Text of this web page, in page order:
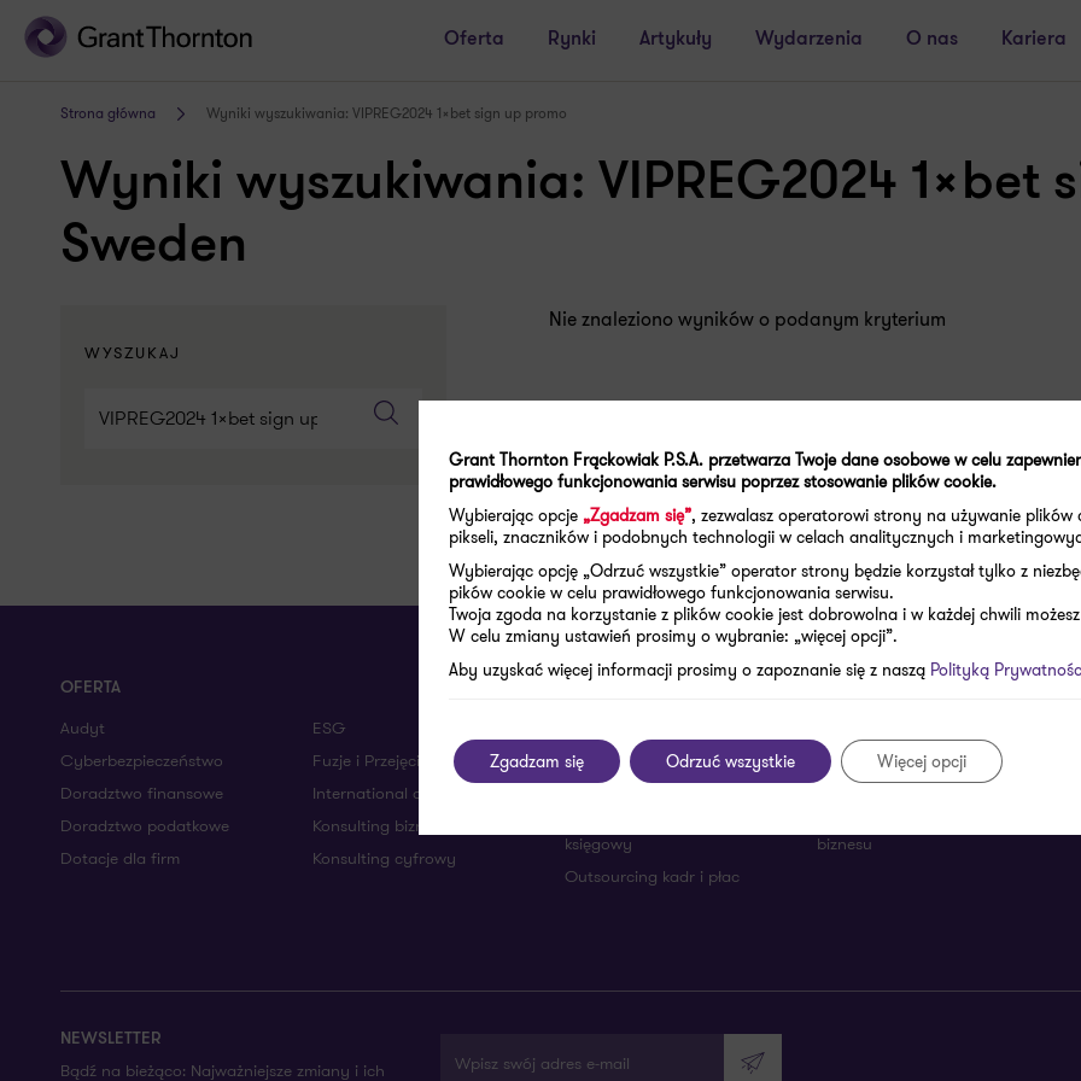
Oferta Rynki Artykuły Wydarzenia O nas Kariera
Strona główna Wyniki wyszukiwania: VIPREG2024 1xbet sign up promo
Wyniki wyszukiwania: VIPREG2024 1xbet
Sweden
WYSZUKAJ
Nie znaleziono wyników o podanym kryterium
OFERTA
Audyt
Cyberbezpieczeństwo
Doradztwo finansowe
Doradztwo podatkowe
Dotacje dla firm
ESG
Fuzje i Przejęcia
International desks
Konsulting biznesowy
Konsulting cyfrowy
Ochrona danych osobowych
(RODO)
księgowy
Outsourcing kadr i płac
Compliance
Wsparcie dla samorządów
biznesu
NEWSLETTER
Bądź na bieżąco: Najważniejsze zmiany i ich Wyślij
Grant Thornton Frąckowiak P.S.A. przetwarza Twoje dane osobowe w celu
prawidłowego funkcjonowania serwisu poprzez stosowanie plików cookie.
Wybierając opcje „Zgadzam się”, zezwalasz operatorowi strony na używanie plików
pikseli, znaczników i podobnych technologii w celach analitycznych i
Wybierając opcję „Odrzuć wszystkie” operator strony będzie korzystał tylko z
pików cookie w celu prawidłowego funkcjonowania serwisu.
Twoja zgoda na korzystanie z plików cookie jest dobrowolna i w każdej chwili
W celu zmiany ustawień prosimy o wybranie: „więcej opcji”.
Aby uzyskać więcej informacji prosimy o zapoznanie się z naszą Polityką
Zgadzam się Odrzuć wszystkie Więcej opcji